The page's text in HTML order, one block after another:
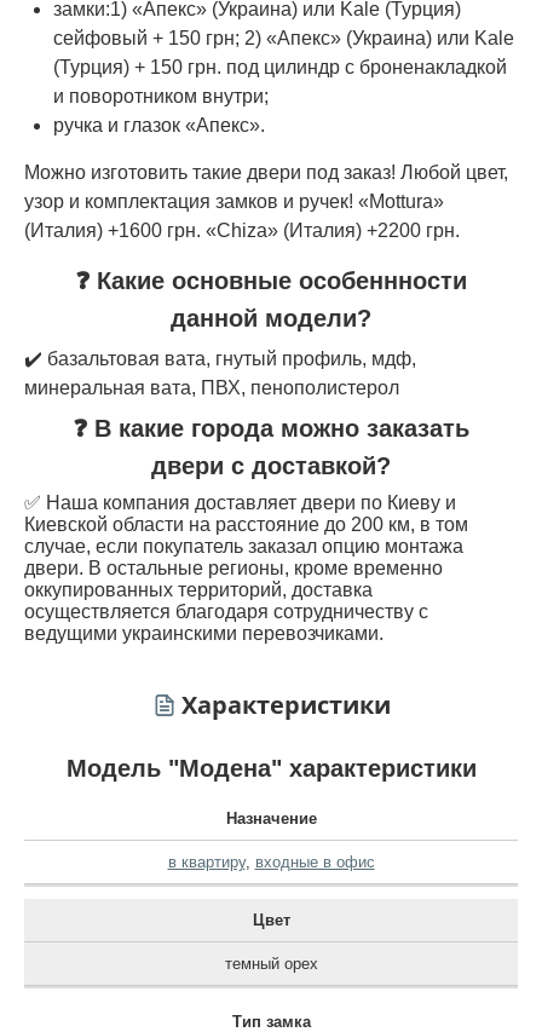
замки:1) «Апекс» (Украина) или Kale (Турция)
сейфовый + 150 грн; 2) «Апекс» (Украина) или Kale
(Турция) + 150 грн. под цилиндр с броненакладкой
и поворотником внутри;
ручка и глазок «Апекс».
Можно изготовить такие двери под заказ! Любой цвет,
узор и комплектация замков и ручек! «Mottura»
(Италия) +1600 грн. «Chiza» (Италия) +2200 грн.
❓ Какие основные особеннности
данной модели?
✔️ базальтовая вата, гнутый профиль, мдф,
минеральная вата, ПВХ, пенополистерол
❓ В какие города можно заказать
двери с доставкой?
✅ Наша компания доставляет двери по Киеву и
Киевской области на расстояние до 200 км, в том
случае, если покупатель заказал опцию монтажа
двери. В остальные регионы, кроме временно
оккупированных территорий, доставка
осуществляется благодаря сотрудничеству с
ведущими украинскими перевозчиками.
Характеристики
Модель "Модена" характеристики
Назначение
в квартиру, входные в офис
Цвет
темный орех
Тип замка